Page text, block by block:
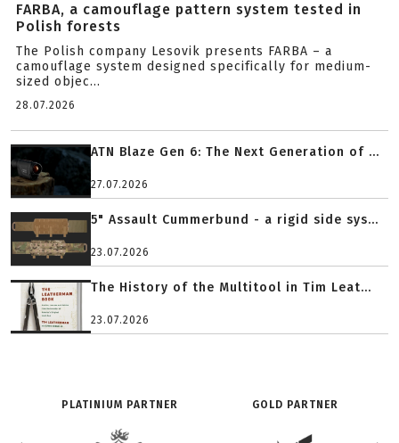
FARBA, a camouflage pattern system tested in
Polish forests
The Polish company Lesovik presents FARBA – a
camouflage system designed specifically for medium-
sized objec...
28.07.2026
ATN Blaze Gen 6: The Next Generation of ...
27.07.2026
5" Assault Cummerbund - a rigid side sys...
23.07.2026
The History of the Multitool in Tim Leat...
23.07.2026
PLATINIUM PARTNER GOLD PARTNER